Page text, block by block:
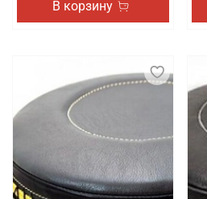
В корзину